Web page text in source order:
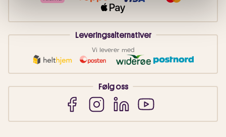
Leveringsalternativer
Vi leverer med
Følg oss